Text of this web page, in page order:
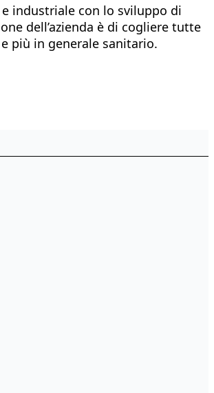
industriale con lo sviluppo di
dell’azienda è di cogliere tutte
più in generale sanitario.